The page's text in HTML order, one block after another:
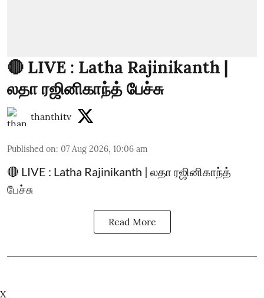
🔴 LIVE : Latha Rajinikanth |
லதா ரஜினிகாந்த் பேச்சு
thanthitv
Published on: 07 Aug 2026, 10:06 am
🔴 LIVE : Latha Rajinikanth | லதா ரஜினிகாந்த்
பேச்சு
Read More
X